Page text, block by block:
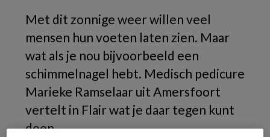
Met dit zonnige weer willen veel
mensen hun voeten laten zien. Maar
wat als je nou bijvoorbeeld een
schimmelnagel hebt. Medisch pedicure
Marieke Ramselaar uit Amersfoort
vertelt in Flair wat je daar tegen kunt
doen.